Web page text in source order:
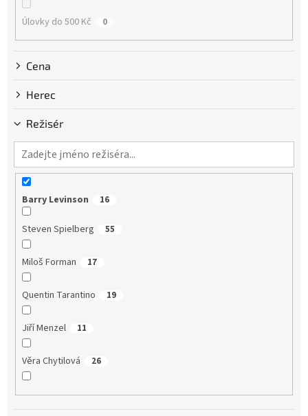
Úlovky do 500 Kč 0
Cena
Herec
Režisér
Barry Levinson 16
Steven Spielberg 55
Miloš Forman 17
Quentin Tarantino 19
Jiří Menzel 11
Věra Chytilová 26
Tim Burton 9